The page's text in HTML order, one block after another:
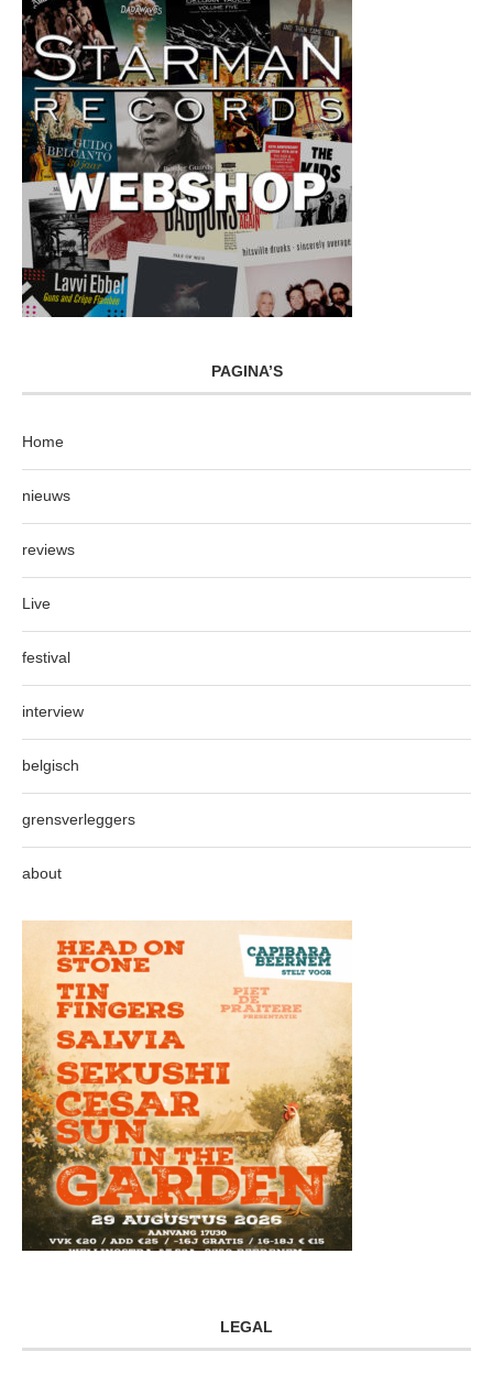
PAGINA’S
Home
nieuws
reviews
Live
festival
interview
belgisch
grensverleggers
about
LEGAL